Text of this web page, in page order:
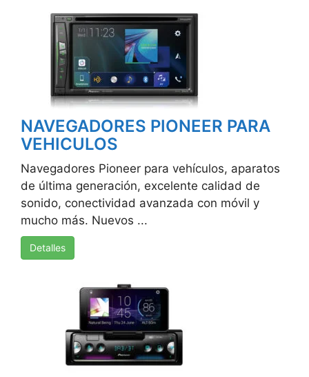
NAVEGADORES PIONEER PARA
VEHICULOS
Navegadores Pioneer para vehículos, aparatos
de última generación, excelente calidad de
sonido, conectividad avanzada con móvil y
mucho más. Nuevos ...
Detalles